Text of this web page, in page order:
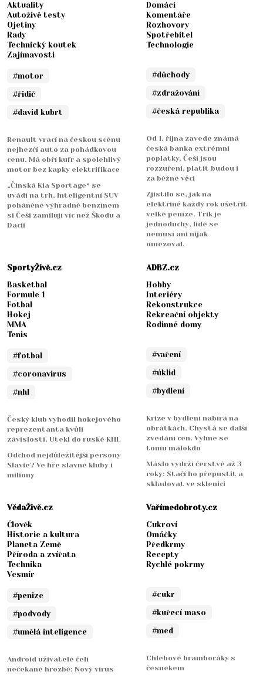
Aktuality
Autoživě testy
Ojetiny
Rady
Technický koutek
Zajímavosti
#motor
#řidič
#david kubrt
Renault vrací na českou scénu
nejhezčí auto za pohádkovou
cenu. Má obří kufr a spolehlivý
motor bez kapky elektrifikace
„Čínská Kia Sportage“ se
uvádí na trh. Inteligentní SUV
poháněné výhradně benzínem
si Češi zamilují víc než Škodu a
Dacii
Domácí
Komentáře
Rozhovory
Spotřebitel
Technologie
#důchody
#zdražování
#česká republika
Od 1. října zavede známá
česká banka extrémní
poplatky. Češi jsou
rozzuřeni, platit budou i
za běžné věci
Zjistilo se, jak na
elektřině každý rok ušetřit
velké peníze. Trik je
jednoduchý, lidé se
nemusí ani nijak
omezovat
SportyŽivě.cz
Basketbal
Formule 1
Fotbal
Hokej
MMA
Tenis
#fotbal
#coronavirus
#nhl
Český klub vyhodil hokejového
reprezentanta kvůli
závislosti. Utekl do ruské KHL
Odchod nejdůležitější persony
Slavie? Ve hře slavné kluby i
miliony
ADBZ.cz
Hobby
Interiéry
Rekonstrukce
Rekreační objekty
Rodinné domy
#vaření
#úklid
#bydlení
Krize v bydlení nabírá na
obrátkách. Chystá se další
zvedání cen. Vyhne se
tomu málokdo
Máslo vydrží čerstvé až 3
roky: Stačí ho přepustit a
skladovat ve sklenici
VědaŽivě.cz
Člověk
Historie a kultura
Planeta Země
Příroda a zvířata
Technika
Vesmír
#penize
#podvody
#umělá inteligence
Android uživatelé čelí
nečekané hrozbě: Nový virus
Vařímedobroty.cz
Cukroví
Omáčky
Předkrmy
Recepty
Rychlé pokrmy
#cukr
#kuřecí maso
#med
Chlebové bramboráky s
česnekem